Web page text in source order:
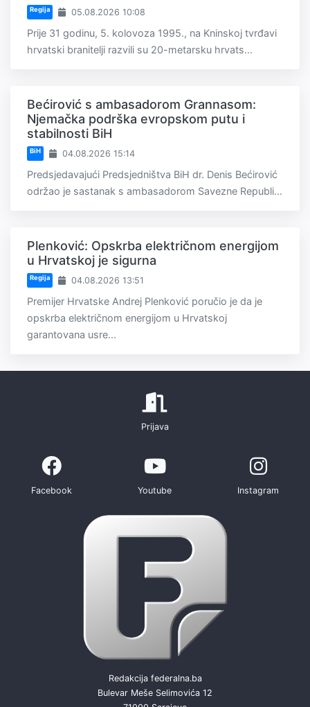
Regija 05.08.2026 10:08
Prije 31 godinu, 5. kolovoza 1995., na Kninskoj tvrđavi
hrvatski branitelji razvili su 20-metarsku hrvats...
Bećirović s ambasadorom Grannasom:
Njemačka podrška evropskom putu i
stabilnosti BiH
BiH 04.08.2026 15:14
Predsjedavajući Predsjedništva BiH dr. Denis Bećirović
održao je sastanak s ambasadorom Savezne Republi...
Plenković: Opskrba električnom energijom
u Hrvatskoj je sigurna
Regija 04.08.2026 13:51
Premijer Hrvatske Andrej Plenković poručio je da je
opskrba električnom energijom u Hrvatskoj
garantovana usre...
Prijava
Facebook Youtube Instagram
Redakcija federalna.ba
Bulevar Meše Selimovića 12